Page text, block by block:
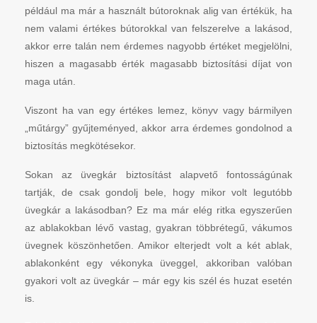
például ma már a használt bútoroknak alig van értékük, ha
nem valami értékes bútorokkal van felszerelve a lakásod,
akkor erre talán nem érdemes nagyobb értéket megjelölni,
hiszen a magasabb érték magasabb biztosítási díjat von
maga után.
Viszont ha van egy értékes lemez, könyv vagy bármilyen
„műtárgy” gyűjteményed, akkor arra érdemes gondolnod a
biztosítás megkötésekor.
Sokan az üvegkár biztosítást alapvető fontosságúnak
tartják, de csak gondolj bele, hogy mikor volt legutóbb
üvegkár a lakásodban? Ez ma már elég ritka egyszerűen
az ablakokban lévő vastag, gyakran többrétegű, vákumos
üvegnek köszönhetően. Amikor elterjedt volt a két ablak,
ablakonként egy vékonyka üveggel, akkoriban valóban
gyakori volt az üvegkár – már egy kis szél és huzat esetén
is.